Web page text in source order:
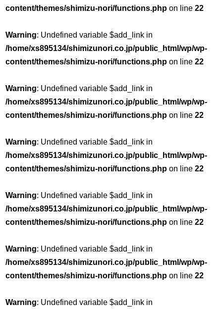
content/themes/shimizu-nori/functions.php on line22
Warning: Undefined variable $add_link in
/home/xs895134/shimizunori.co.jp/public_html/wp/wp-
content/themes/shimizu-nori/functions.php on line22
Warning: Undefined variable $add_link in
/home/xs895134/shimizunori.co.jp/public_html/wp/wp-
content/themes/shimizu-nori/functions.php on line22
Warning: Undefined variable $add_link in
/home/xs895134/shimizunori.co.jp/public_html/wp/wp-
content/themes/shimizu-nori/functions.php on line22
Warning: Undefined variable $add_link in
/home/xs895134/shimizunori.co.jp/public_html/wp/wp-
content/themes/shimizu-nori/functions.php on line22
Warning: Undefined variable $add_link in
/home/xs895134/shimizunori.co.jp/public_html/wp/wp-
content/themes/shimizu-nori/functions.php on line22
Warning: Undefined variable $add_link in